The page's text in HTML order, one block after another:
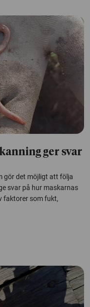
ger svar
gör det möjligt att följa
svar på hur maskarnas
faktorer som fukt,